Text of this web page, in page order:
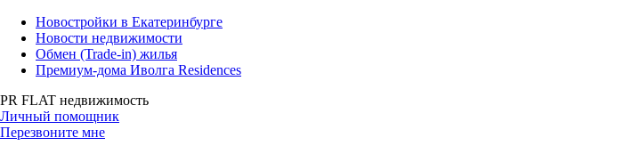
Новостройки в Екатеринбурге
Новости недвижимости
Обмен (Trade-in) жилья
Премиум-дома Иволга Residences
PR FLAT недвижимость
Личный помощник
Перезвоните мне